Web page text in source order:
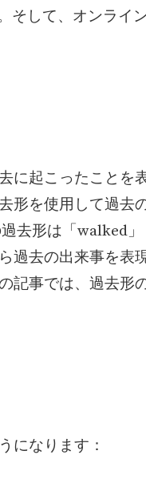
そして、オンライ
に起こったことを
形を使用して過去
去形は「walked」
過去の出来事を表
記事では、過去形
になります：